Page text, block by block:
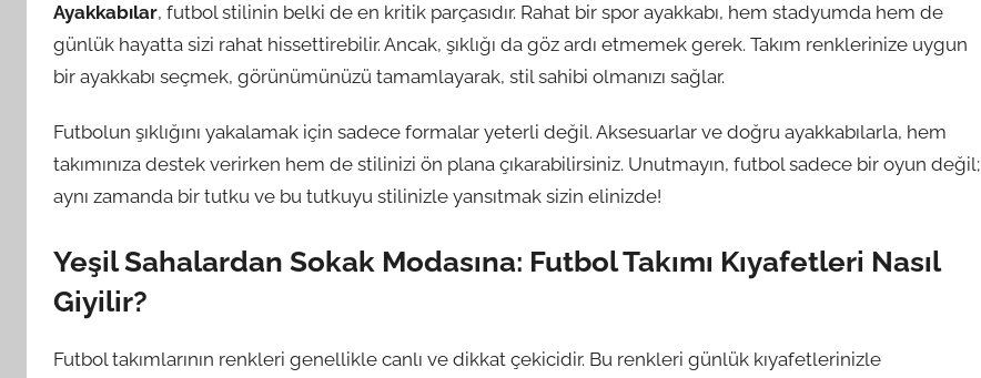
Ayakkabılar, futbol stilinin belki de en kritik parçasıdır. Rahat bir spor ayakkabı, hem stadyumda hem de
günlük hayatta sizi rahat hissettirebilir. Ancak, şıklığı da göz ardı etmemek gerek. Takım renklerinize uygun
bir ayakkabı seçmek, görünümünüzü tamamlayarak, stil sahibi olmanızı sağlar.
Futbolun şıklığını yakalamak için sadece formalar yeterli değil. Aksesuarlar ve doğru ayakkabılarla, hem
takımınıza destek verirken hem de stilinizi ön plana çıkarabilirsiniz. Unutmayın, futbol sadece bir oyun değil;
aynı zamanda bir tutku ve bu tutkuyu stilinizle yansıtmak sizin elinizde!
Yeşil Sahalardan Sokak Modasına: Futbol Takımı Kıyafetleri Nasıl
Giyilir?
Futbol takımlarının renkleri genellikle canlı ve dikkat çekicidir. Bu renkleri günlük kıyafetlerinizle